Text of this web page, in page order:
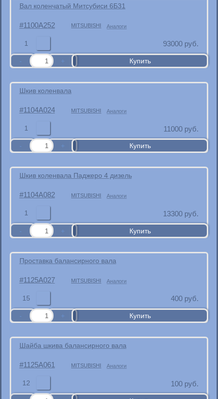
Вал коленчатый Митсубиси 6Б31
1100A252 MITSUBISHI Аналоги
1 93000 руб.
Шкив коленвала
1104A024 MITSUBISHI Аналоги
1 11000 руб.
Шкив коленвала Паджеро 4 дизель
1104A082 MITSUBISHI Аналоги
1 13300 руб.
Проставка балансирного вала
1125A027 MITSUBISHI Аналоги
15 400 руб.
Шайба шкива балансирного вала
1125A061 MITSUBISHI Аналоги
12 100 руб.